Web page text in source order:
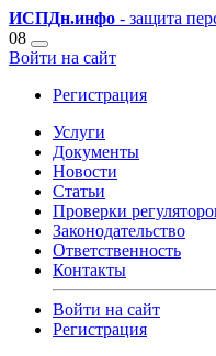
ИСПДн.инфо - защита
08
Войти на сайт
Регистрация
Услуги
Документы
Новости
Статьи
Проверки
Законодательство
Ответственность
Контакты
Войти на сайт
Регистрация